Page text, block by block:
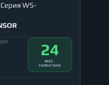
WS-
24
МЕС.
ГАРАНТИИ